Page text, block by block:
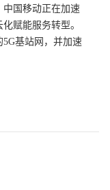
中国移动正在加速
赋能服务转型。
基站网，并加速